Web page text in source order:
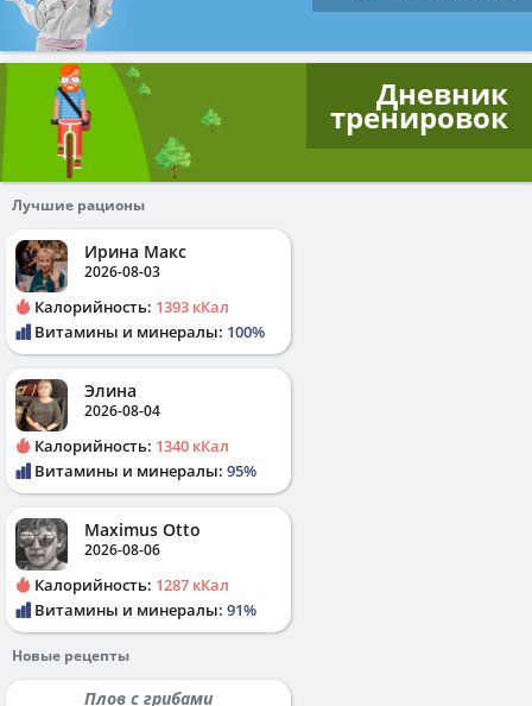
Дневник
тренировок
Лучшие рационы
Ирина Макс
2026-08-03
Калорийность: 1393 кКал
Витамины и минералы: 100%
Элина
2026-08-04
Калорийность: 1340 кКал
Витамины и минералы: 95%
Maximus Otto
2026-08-06
Калорийность: 1287 кКал
Витамины и минералы: 91%
Новые рецепты
Плов с грибами